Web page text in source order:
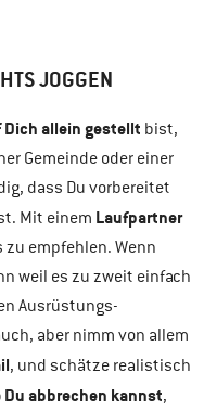
JOGGEN
allein gestellt bist,
Gemeinde oder einer
dass Du vorbereitet
Mit einem Laufpartner
empfehlen. Wenn
weil es zu zweit einfach
Ausrüstungs-
aber nimm von allem
, und schätze realistisch
Du abbrechen kannst,